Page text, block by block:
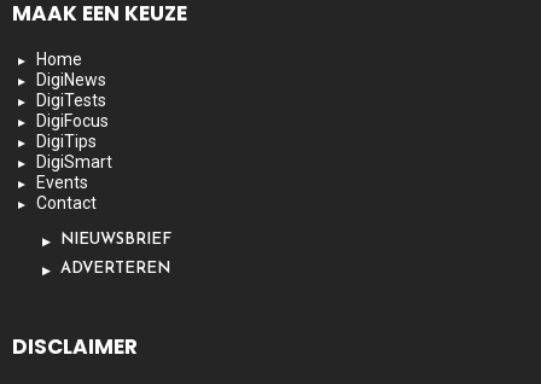
MAAK EEN KEUZE
Home
DigiNews
DigiTests
DigiFocus
DigiTips
DigiSmart
Events
Contact
NIEUWSBRIEF
ADVERTEREN
DISCLAIMER